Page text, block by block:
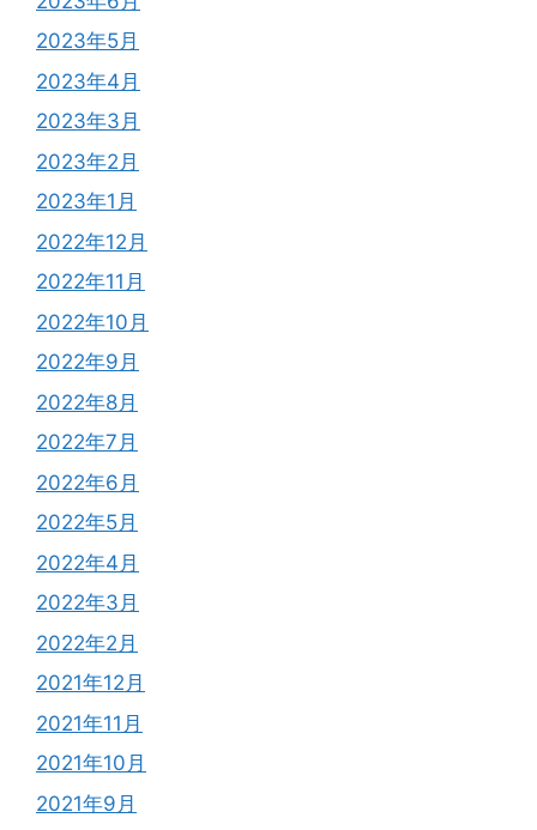
2023年5月
2023年4月
2023年3月
2023年2月
2023年1月
2022年12月
2022年11月
2022年10月
2022年9月
2022年8月
2022年7月
2022年6月
2022年5月
2022年4月
2022年3月
2022年2月
2021年12月
2021年11月
2021年10月
2021年9月